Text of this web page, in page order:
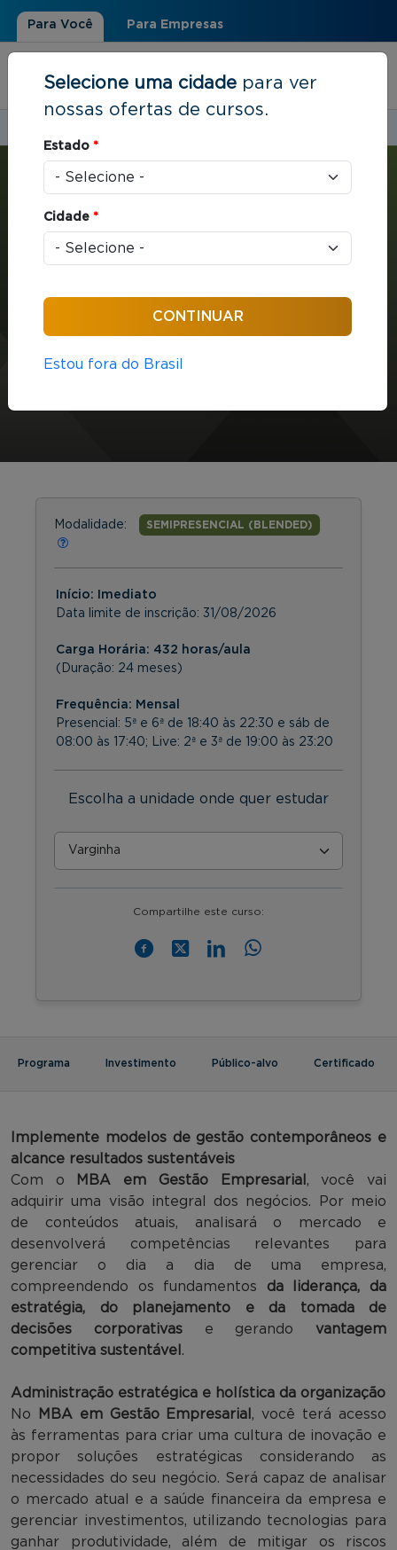
Para Você Para Empresas
Você está aqui
Estratégia e Negócios
MBA
Modalidade: SEMIPRESENCIAL (BLENDED)
Início: Imediato
Data limite de inscrição: 31/08/2026
Carga Horária: 432 horas/aula
(Duração: 24 meses)
Frequência: Mensal
Presencial: 5ª e 6ª de 18:40 às 22:30 e sáb de
08:00 às 17:40; Live: 2ª e 3ª de 19:00 às 23:20
Escolha a unidade onde quer estudar
Compartilhe este curso:
Programa Investimento Público-alvo Certificado
Implemente modelos de gestão contemporâneos e
alcance resultados sustentáveis
Com o
MBA em Gestão Empresarial , você vai
adquirir uma visão integral dos negócios. Por meio
de conteúdos atuais, analisará o mercado e
desenvolverá competências relevantes para
gerenciar o dia a dia de uma empresa,
compreendendo os fundamentos da liderança, da
estratégia, do planejamento e da tomada de
decisões corporativas e gerando vantagem
competitiva sustentável .
Administração estratégica e holística da organização
No
MBA em Gestão Empresarial , você terá acesso
às ferramentas para criar uma cultura de inovação e
propor soluções estratégicas considerando as
necessidades do seu negócio. Será capaz de analisar
o mercado atual e a saúde financeira da empresa e
gerenciar investimentos, utilizando tecnologias para
ganhar produtividade, além de mitigar os riscos
Selecione uma cidade para ver
nossas ofertas de cursos.
Estado *
Cidade *
Estou fora do Brasil